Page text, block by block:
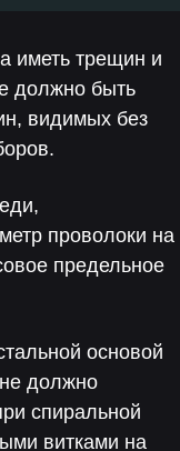
иметь трещин и
должно быть
видимых без
проволоки на
предельное
основой
должно
спиральной
витками на